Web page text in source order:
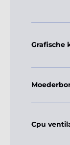
Grafische
Cpu